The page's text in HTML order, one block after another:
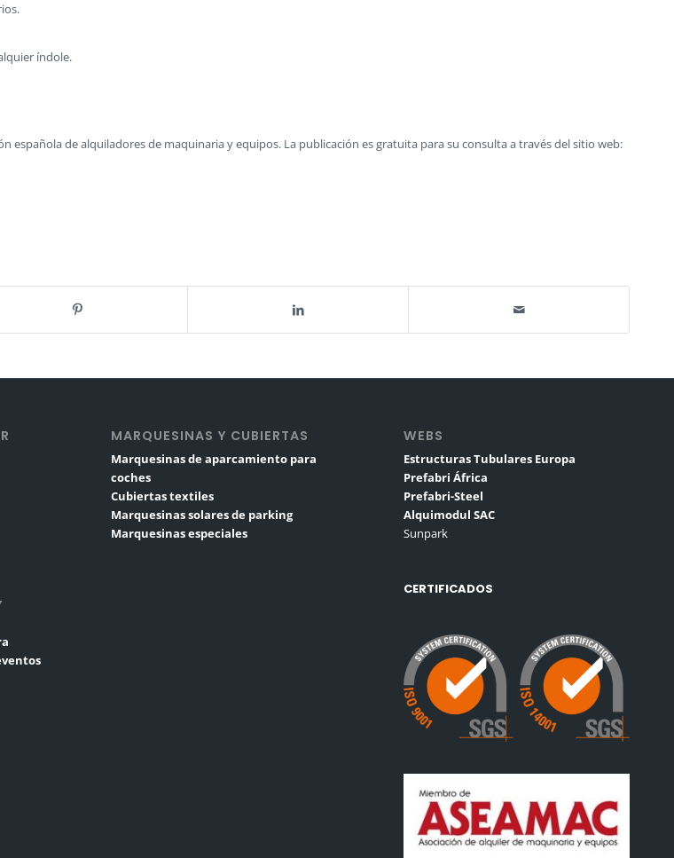
índole.
española de alquiladores de maquinaria y equipos. La publicación es gratuita para su consulta a través del sitio web:
MARQUESINAS Y CUBIERTAS
Marquesinas de aparcamiento para
coches
Cubiertas textiles
Marquesinas solares de parking
Marquesinas especiales
WEBS
Estructuras Tubulares Europa
Prefabri África
Prefabri-Steel
Alquimodul SAC
Sunpark
CERTIFICADOS